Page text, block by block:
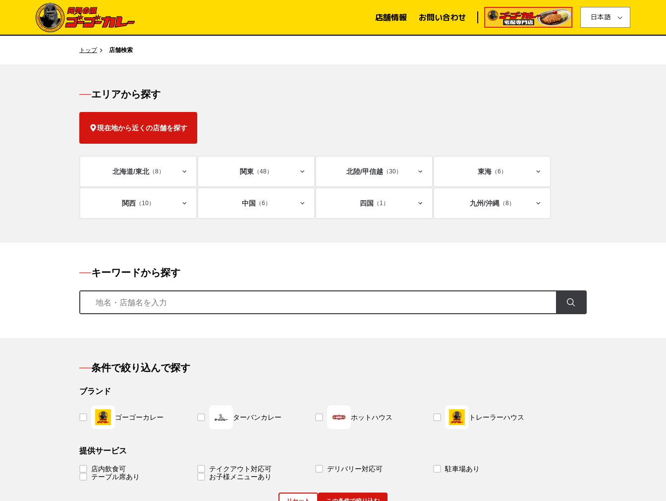
店舗情報 お問い合わせ 日本語
トップ 店舗検索
エリアから探す
現在地から近くの店舗を探す
北海道/東北（8） 関東 （48） 北陸/甲信越 （30） 東海（6）
関西 （10） 中国 （6） 四国 （1） 九州/沖縄（8）
キーワードから探す
条件で絞り込んで探す
ブランド
ゴーゴーカレー ターバンカレー ホットハウス トレーラーハウス
提供サービス
店内飲食可 テイクアウト対応可 デリバリー対応可
駐車場あり
テーブル席あり
お子様メニューあり